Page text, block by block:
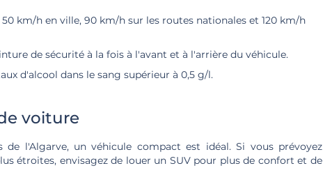
km/h en ville, 90 km/h sur les routes nationales et 120 km/h
de sécurité à la fois à l'avant et à l'arrière du véhicule.
d'alcool dans le sang supérieur à 0,5 g/l.
voiture
de l'Algarve, un véhicule compact est idéal. Si vous prévoyez
étroites, envisagez de louer un SUV pour plus de confort et de